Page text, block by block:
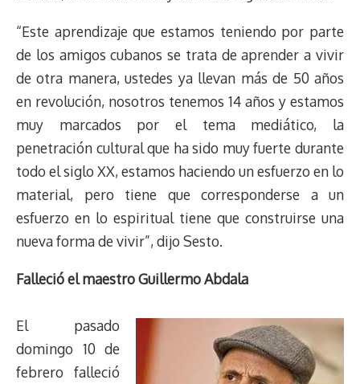
“Este aprendizaje que estamos teniendo por parte
de los amigos cubanos se trata de aprender a vivir
de otra manera, ustedes ya llevan más de 50 años
en revolución, nosotros tenemos 14 años y estamos
muy marcados por el tema mediático, la
penetración cultural que ha sido muy fuerte durante
todo el siglo XX, estamos haciendo un esfuerzo en lo
material, pero tiene que corresponderse a un
esfuerzo en lo espiritual tiene que construirse una
nueva forma de vivir”, dijo Sesto.
Falleció el maestro Guillermo Abdala
El pasado
domingo 10 de
febrero falleció